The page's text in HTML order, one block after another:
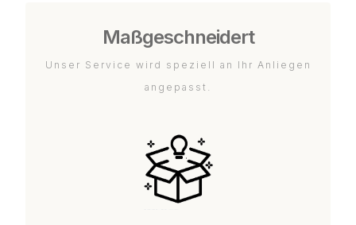
Maßgeschneidert
Unser Service wird speziell an Ihr Anliegen
angepasst.